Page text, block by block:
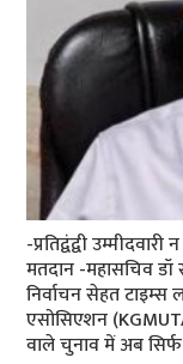
-प्रतिद्वंद्वी
मतदान -महासचिव डॉ
निर्वाचन सेहत
एसोसिएशन
वाले चुनाव में अब